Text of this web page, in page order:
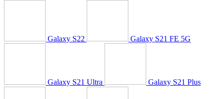
Galaxy S22 Galaxy S21 FE 5G
Galaxy S21 Ultra Galaxy S21 Plus